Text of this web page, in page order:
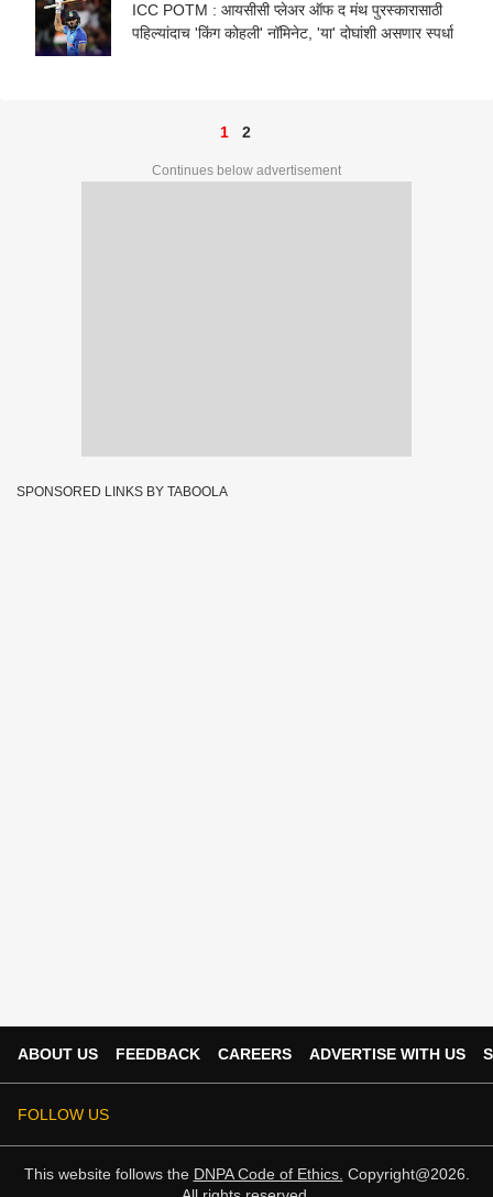
ICC POTM : आयसीसी प्लेअर ऑफ द मंथ पुरस्कारासाठी
पहिल्यांदाच 'किंग कोहली' नॉमिनेट, 'या' दोघांशी असणार स्पर्धा
1 2
Continues below advertisement
SPONSORED LINKS BY TABOOLA
ABOUT US FEEDBACK CAREERS ADVERTISE WITH US
FOLLOW US
This website follows the DNPA Code of Ethics. Copyright@2026.